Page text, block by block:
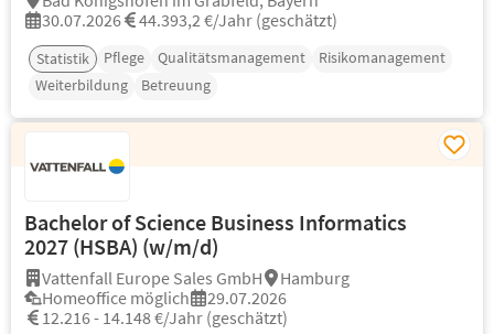
30.07.2026
44.393,2 €/Jahr (geschätzt)
Statistik Pflege Qualitätsmanagement
Risikomanagement
Weiterbildung
Betreuung
Bachelor of Science Business Informatics
2027 (HSBA) (w/m/d)
Vattenfall Europe Sales GmbH
Hamburg
Homeoffice möglich
29.07.2026
12.216 - 14.148 €/Jahr (geschätzt)